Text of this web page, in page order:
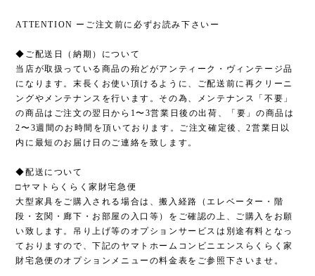
ATTENTION ーご注文前に必ずお読み下さいー
◆ご配送日（納期）について
当店が取扱っている商品の殆どがアンティーク・ヴィンテージ品
になります。末長くお使い頂けるように、ご配送前に再クリーニ
ングやメンテナンスを行います。その為、メンテナンス「不要」
の商品はご注文の翌日から1〜3営業日後の出荷、「要」の商品は
2〜3週間のお時間を頂いております。ご注文確定後、2営業日以
内に最短のお届け日のご連絡を致します。
◆配送について
□ヤマトらくらく家財宅急便
大型家具をご購入される場合は、搬入経路（エレベーター・階
段・玄関・廊下・お部屋の入口等）をご確認の上、ご購入をお願
い致します。吊り上げ等のオプションサービスは別途有料となっ
ておりますので、下記のヤマトホームコンビニエンスらくらく家
財宅急便のオプションメニューの料金表をご参照下さいませ。